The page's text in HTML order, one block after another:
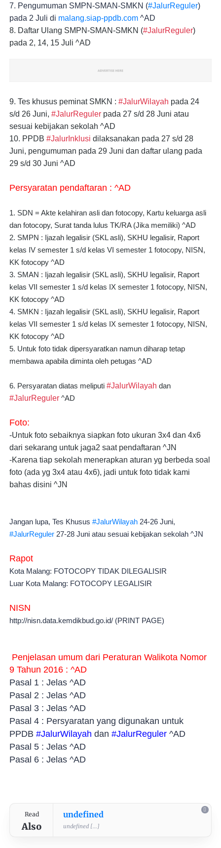
7. Pengumuman SMPN-SMAN-SMKN (#JalurReguler)
pada 2 Juli di malang.siap-ppdb.com ^AD
8. Daftar Ulang SMPN-SMAN-SMKN (#JalurReguler)
pada 2, 14, 15 Juli ^AD
9. Tes khusus peminat SMKN : #JalurWilayah pada 24
s/d 26 Juni, #JalurReguler pada 27 s/d 28 Juni atau
sesuai kebijakan sekolah ^AD
10. PPDB #JalurInklusi dilaksanakan pada 27 s/d 28
Juni, pengumuman pada 29 Juni dan daftar ulang pada
29 s/d 30 Juni ^AD
Persyaratan pendaftaran : ^AD
1. SDN = Akte kelahiran asli dan fotocopy, Kartu keluarga asli
dan fotocopy, Surat tanda lulus TK/RA (Jika memiliki) ^AD
2. SMPN : Ijazah legalisir (SKL asli), SKHU legalisir, Raport
kelas IV semester 1 s/d kelas VI semester 1 fotocopy, NISN,
KK fotocopy ^AD
3. SMAN : Ijazah legalisir (SKL asli), SKHU legalisir, Raport
kelas VII semester 1 s/d kelas IX semester 1 fotocopy, NISN,
KK fotocopy ^AD
4. SMKN : Ijazah legalisir (SKL asli), SKHU legalisir, Raport
kelas VII semester 1 s/d kelas IX semester 1 fotocopy, NISN,
KK fotocopy ^AD
5. Untuk foto tidak dipersyaratkan namun diharap tetap
membawa apabila diminta oleh petugas ^AD
6. Persyaratan diatas meliputi #JalurWilayah
#JalurReguler ^AD
Foto:
-Untuk foto sebaiknya siapkan foto ukuran 3x4 dan 4x6
dari sekarang untuk jaga2 saat pendaftaran ^JN
-Karena tiap sekolah menerapkan aturan yg berbeda soal
foto (ada yg 3x4 atau 4x6), jadi untuk foto tidak kami
bahas disini ^JN
Jangan lupa, Tes Khusus#JalurWilayah 24-26 Juni,
#JalurReguler 27-28 Juni atau sesuai kebijakan sekolah ^JN
Rapot
Kota Malang: FOTOCOPY TIDAK DILEGALISIR
Luar Kota Malang: FOTOCOPY LEGALISIR
NISN
http://nisn.data.kemdikbud.go.id/ (PRINT PAGE)
Penjelasan umum dari Peraturan Walikota Nomor
9 Tahun 2016 : ^AD
Pasal 1 : Jelas ^AD
Pasal 2 : Jelas ^AD
Pasal 3 : Jelas ^AD
Pasal 4 : Persyaratan yang digunakan untuk
PPDB#JalurWilayah dan#JalurReguler ^AD
Pasal 5 : Jelas ^AD
Pasal 6 : Jelas ^AD
Read
Also
undefined
undefined [...]